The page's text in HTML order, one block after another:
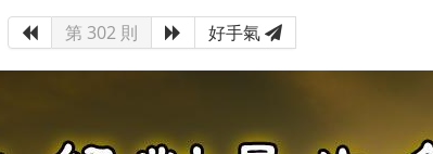
第 302 則 好手氣